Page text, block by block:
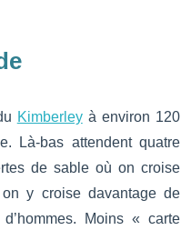
Kimberley à environ 120
Là-bas attendent quatre
de sable où on croise
y croise davantage de
Moins « carte